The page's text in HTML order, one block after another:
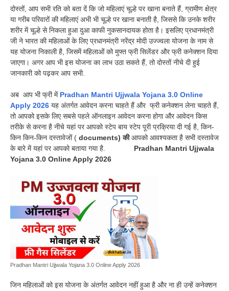
दोस्तों, आप सभी रति को बता दें कि जो महिलाएं चूल्हे पर खाना बनाते हैं, ग्रामीण क्षेत्र
या गरीब परिवारों की महिलाएं अभी भी चूल्हे पर खाना बनाती है, जिससे कि उनके शरीर
शरीर में चूल्हे से निकला हुआ दुआ काफी नुकसानदायक होता है। इसलिए प्रधानमंत्री
जी ने भारत की महिलाओं के लिए प्रधानमंत्री नरेंद्र मोदी उज्ज्वला योजना के नाम से
यह योजना निकाली है, जिसमें महिलाओं को मुफ्त फ्री सिलेंडर और फ्री कनेक्शन दिया
जाएगा। अगर आप भी इस योजना का लाभ उठा सकते हैं, तो दोस्तों नीचे दी हुई
जानकारी को पढ़कर आप सभी.
अब आप भी फ्री में Pradhan Mantri Ujjwala Yojana 3.0 Online
Apply 2026 यह अंतर्गत आवेदन करना चाहते हैं और फ्री कनेक्शन लेना चाहते हैं,
तो आपको इसके लिए सबसे पहले ऑनलाइन आवेदन करना होगा और आवेदन किस
तरीके से करना है नीचे यहां पर आपको स्टेप बाय स्टेप पूरी प्रक्रिया दी गई है, किन-
किन किन-किन दस्तावेजों ( documents) कीआपको आवश्यकता है सभी दस्तावेज
के बारे में यहां पर आपको बताया गया है. Pradhan Mantri Ujjwala
Yojana 3.0 Online Apply 2026
Pradhan Mantri Ujjwala Yojana 3.0 Online Apply 2026
जिन महिलाओं को इस योजना के अंतर्गत आवेदन नहीं हुआ है और ना ही उन्हें कनेक्शन